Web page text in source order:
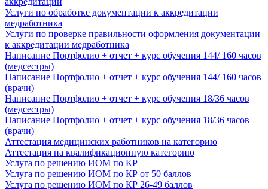
Услуги по обработке документации к аккредитации
медработника
Услуги по проверке правильности оформления документации
к аккредитации медработника
Написание Портфолио + отчет + курс обучения 144/ 160 часов
(медсестры)
Написание Портфолио + отчет + курс обучения 144/ 160 часов
(врачи)
Написание Портфолио + отчет + курс обучения 18/36 часов
(медсестры)
Написание Портфолио + отчет + курс обучения 18/36 часов
(врачи)
Аттестация медицинских работников на категорию
Аттестация на квалификационную категорию
Услуга по решению ИОМ по КР
Услуга по решению ИОМ по КР от 50 баллов
Услуга по решению ИОМ по КР 26-49 баллов